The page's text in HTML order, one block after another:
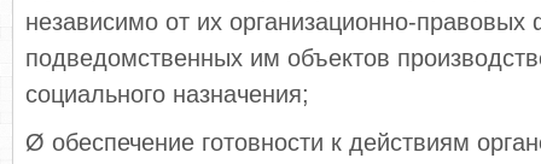
независимо от их организационно-
подведомственных им объектов
социального назначения;
Ø обеспечение готовности к действиям